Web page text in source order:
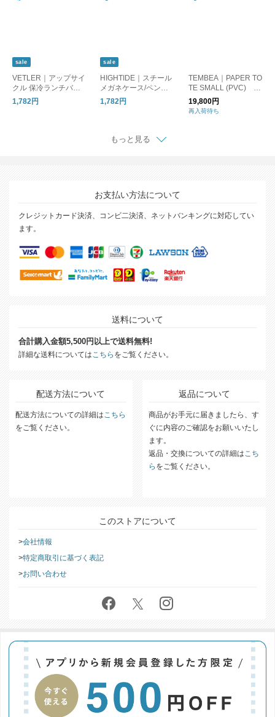
sale
VETLER｜アップサイ
クル 保冷ランチバッ
グ/保冷バッグ
1,782円
sale
HIGHTIDE｜スチール
メガネケース/ペンケ
ース
1,782円
TEMBEA｜PAPER TO
TE SMALL (PVC) D
OG-1/トートバッグ 犬
19,800円
再入荷待ち
もっと見る
お支払い方法について
クレジットカード決済、コンビ二決済、ネットバンキングに対応してい
ます。
送料について
配送方法について 返品について
商品がお手元に届きましたら、す
ぐに内容のご確認をお願いいたし
ます。